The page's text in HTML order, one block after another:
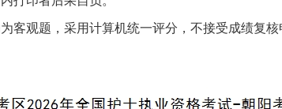
客观题，采用计算机统一评分，不接受成绩复核